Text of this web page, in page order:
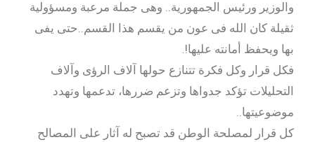
والوزير ورئيس الجمهورية.. وهى جملة مرعبة ومسؤولية
ثقيلة كان الله فى عون من يقسم هذا القسم..حتى يفى
بها ويحفظ أمانته عليها!.
فكل قرار وكل فكرة تتنازع حولها آلاف الرؤى وآلاف
التحليلات تؤكد جدواها وتزعم ضررها، تدعمها وتهدد
موضوعيتها..
كل قرار لمصلحة الوطن قد تصبح له آثار على المصالح